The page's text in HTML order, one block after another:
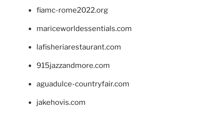
fiamc-rome2022.org
mariceworldessentials.com
lafisheriarestaurant.com
915jazzandmore.com
aguadulce-countryfair.com
jakehovis.com